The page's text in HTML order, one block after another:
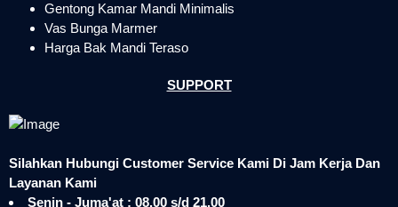
Gentong Kamar Mandi Minimalis
Vas Bunga Marmer
Harga Bak Mandi Teraso
SUPPORT
Silahkan Hubungi Customer Service Kami Di Jam Kerja Dan
Layanan Kami
Senin - Juma'at : 08.00 s/d 21.00